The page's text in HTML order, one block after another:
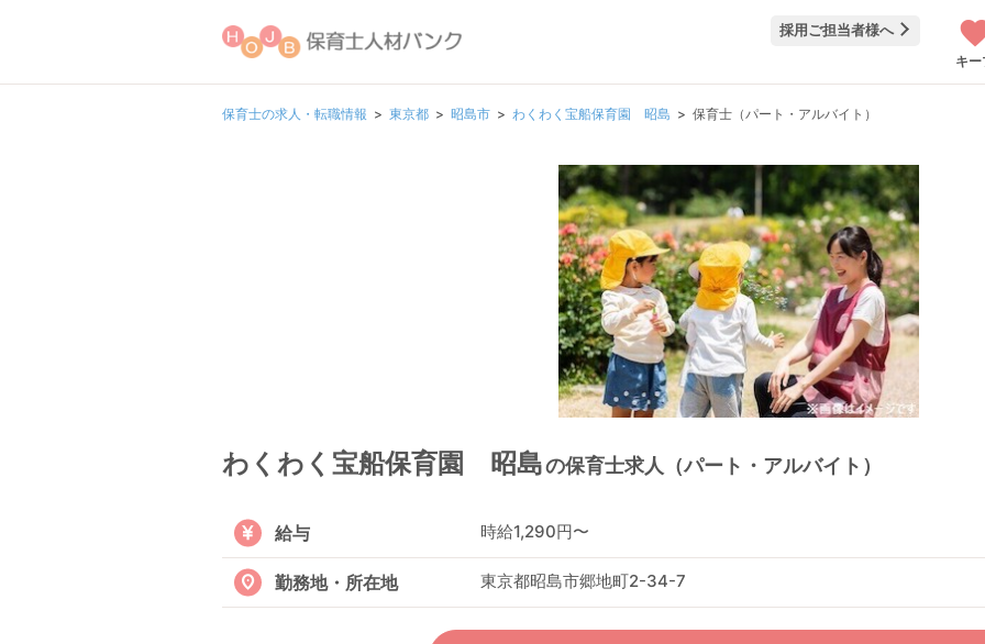
採用ご担当者様へ
キー
保育士の求人・転職情報 東京都 昭島市 わくわく宝船保育園 昭島 保育士（パート・アルバイト）
わくわく宝船保育園 昭島の保育士求人（パート・アルバイト）
給与 時給1,290円〜
勤務地・所在地 東京都昭島市郷地町2-34-7